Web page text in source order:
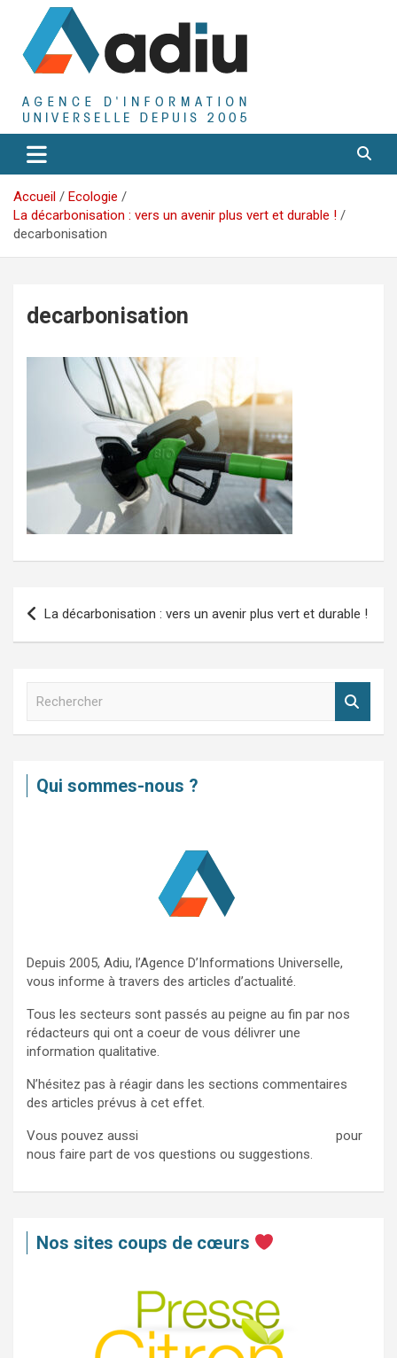
contenu
Adiu
Agence D'Informations Universelle
Accueil
Ecologie
La décarbonisation : vers un avenir plus vert et durable !
decarbonisation
decarbonisation
Navigation
de
La décarbonisation : vers un avenir plus vert et durable !
c
Qui sommes-nous ?
Depuis 2005, Adiu, l’Agence D’Informations Universelle,
vous informe à travers des articles d’actualité.
Tous les secteurs sont passés au peigne au fin par nos
rédacteurs qui ont a coeur de vous délivrer une
information qualitative.
N’hésitez pas à réagir dans les sections commentaires
des articles prévus à cet effet.
Vous pouvez aussi
pour
nous faire part de vos questions ou suggestions.
Nos sites coups de cœurs